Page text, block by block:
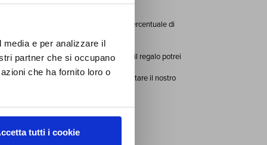
e per analizzare il
partner che si occupano
che ha fornito loro o
tutti i cookie
te!
barrato, il prezzo scontato e la percentuale di
Dicembre e mio marito non gradisse il regalo potrei
relativo alla spedizione, oppure contattare il nostro
Fedex.